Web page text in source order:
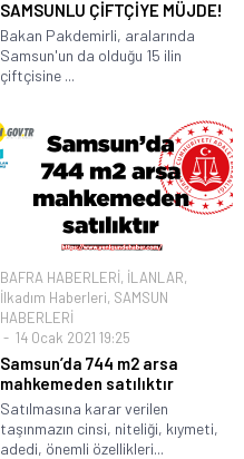
SAMSUNLU ÇİFTÇİYE MÜJDE!
Bakan Pakdemirli, aralarında
Samsun'un da olduğu 15 ilin
çiftçisine ...
BAFRA HABERLERİ, İLANLAR,
İlkadım Haberleri, SAMSUN
HABERLERİ
14 Ocak 2021 19:25
Samsun’da 744 m2 arsa
mahkemeden satılıktır
Satılmasına karar verilen
taşınmazın cinsi, niteliği, kıymeti,
adedi, önemli özellikleri...